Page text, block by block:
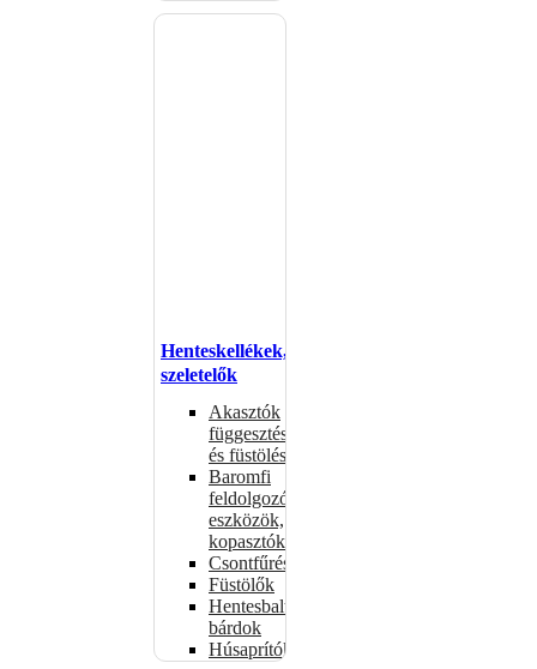
Henteskellékek,
szeletelők
Akasztók
függesztéshez
és füstöléshez
Baromfi
feldolgozó
eszközök,
kopasztók
Csontfűrészek
Füstölők
Hentesbalták,
bárdok
Húsaprítók